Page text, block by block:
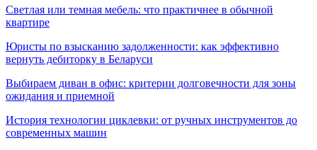
Светлая или темная мебель: что практичнее в обычной
квартире
Юристы по взысканию задолженности: как эффективно
вернуть дебиторку в Беларуси
Выбираем диван в офис: критерии долговечности для зоны
ожидания и приемной
История технологии циклевки: от ручных инструментов до
современных машин